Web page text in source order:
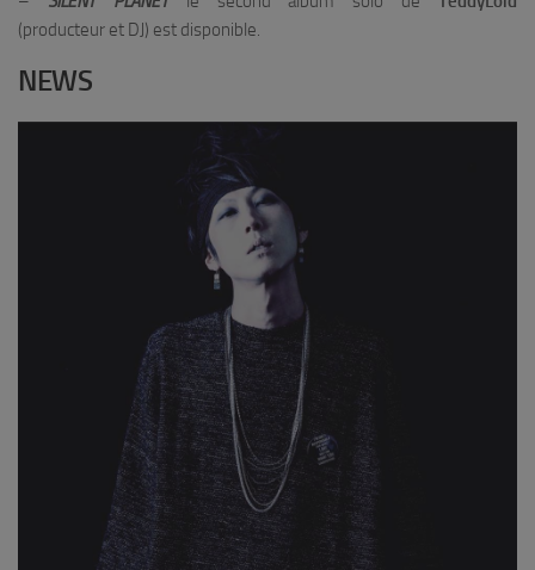
(producteur et DJ) est disponible.
NEWS